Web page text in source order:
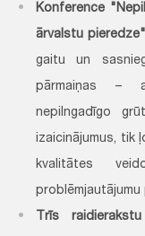
Konference
ārvalstu
gaitu un
pārmaiņas –
nepilngadīgo
izaicinājumus, tik
kvalitātes
Trīs